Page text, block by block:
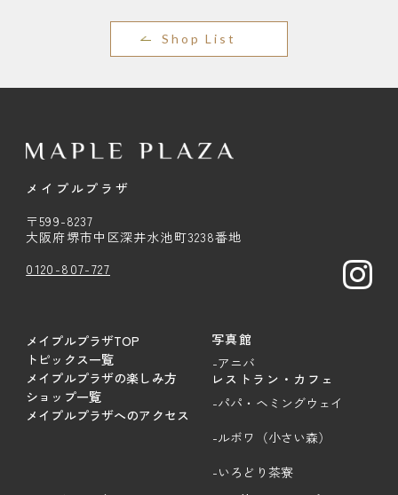
Shop List
メイプルプラザ
〒599-8237
大阪府堺市中区深井水池町3238番地
0120-807-727
メイプルプラザTOP
トピックス一覧
メイプルプラザの楽しみ方
ショップ一覧
メイプルプラザへのアクセス
写真館
-アニバ
レストラン・カフェ
-パパ・ヘミングウェイ
-ルボワ（小さい森）
-いろどり茶寮